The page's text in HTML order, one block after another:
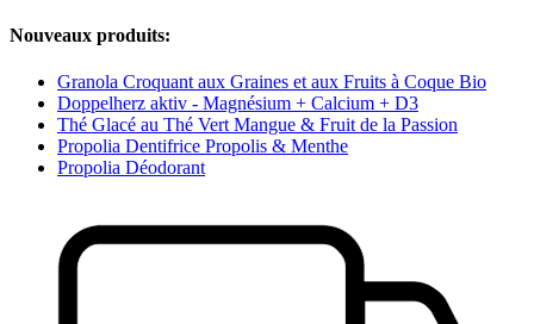
Nouveaux produits:
Granola Croquant aux Graines et aux Fruits à Coque Bio
Doppelherz aktiv - Magnésium + Calcium + D3
Thé Glacé au Thé Vert Mangue & Fruit de la Passion
Propolia Dentifrice Propolis & Menthe
Propolia Déodorant